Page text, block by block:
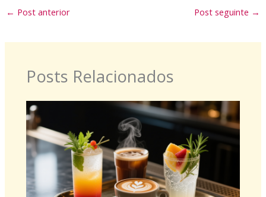
← Post anterior Post seguinte →
Posts Relacionados